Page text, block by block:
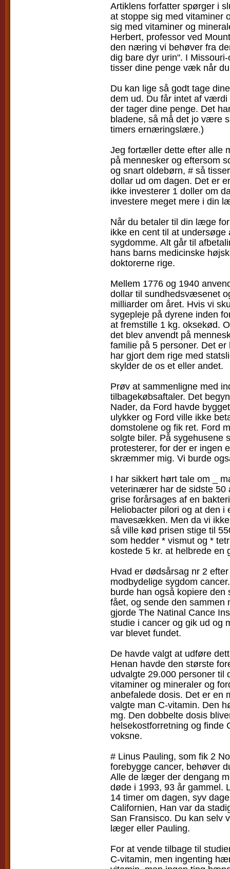
Artiklens forfatter spørger i
at stoppe sig med vitaminer
sig med vitaminer og
Herbert, professor ved
den næring vi behøver fra
dig bare dyr urin". I
tisser dine penge væk når
Du kan lige så godt tage
dem ud. Du får intet af
der tager dine penge. Det
bladene, så må det jo være
timers ernæringslære.)
Jeg fortæller dette efter alle
på mennesker og eftersom
og snart oldebørn, # så
dollar ud om dagen. Det er
ikke investerer 1 doller om
investere meget mere i din
Når du betaler til din læge
ikke en cent til at
sygdomme. Alt går til
hans barns medicinske
doktorerne rige.
Mellem 1776 og 1940
dollar til sundhedsvæsenet
milliarder om året. Hvis vi
sygepleje på dyrene inden
at fremstille 1 kg. oksekød.
det blev anvendt på
familie på 5 personer. Det
har gjort dem rige med
skylder de os et eller andet.
Prøv at sammenligne med
tilbagekøbsaftaler. Det
Nader, da Ford havde
ulykker og Ford ville ikke
domstolene og fik ret. Ford
solgte biler. På sygehusene
protesterer, for der er ingen
skræmmer mig. Vi burde
I har sikkert hørt tale om _
veterinærer har de sidste 50
grise forårsages af en
Heliobacter pilori og at den
mavesækken. Men da vi
så ville kød prisen stige til
som hedder * vismut og *
kostede 5 kr. at helbrede en
Hvad er dødsårsag nr 2
modbydelige sygdom
burde han også kopiere den
fået, og sende den sammen
gjorde The Natinal Cance
studie i cancer og gik ud og
var blevet fundet.
De havde valgt at udføre
Henan havde den største
udvalgte 29.000 personer til
vitaminer og mineraler og
anbefalede dosis. Det er en
valgte man C-vitamin. Den
mg. Den dobbelte dosis
helsekostforretning og finde
voksne.
# Linus Pauling, som fik 2
forebygge cancer, behøver
Alle de læger der dengang
døde i 1993, 93 år gammel.
14 timer om dagen, syv
Californien, Han var da
San Fransisco. Du kan selv
læger eller Pauling.
For at vende tilbage til
C-vitamin, men ingenting